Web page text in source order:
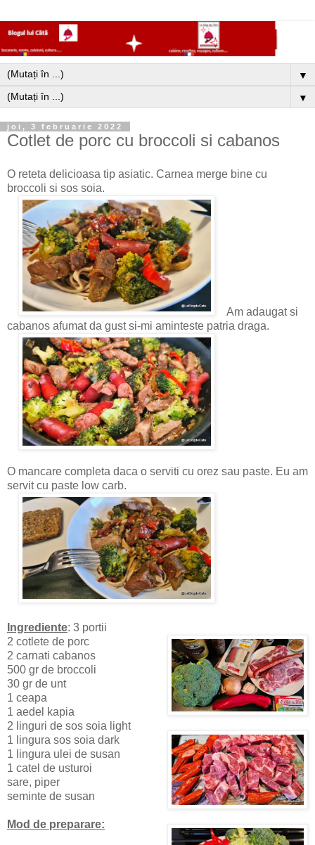
▼
▼
joi, 3 februarie 2022
Cotlet de porc cu broccoli si cabanos
O reteta delicioasa tip asiatic. Carnea merge bine cu
broccoli si sos soia.
Am adaugat si
cabanos afumat da gust si-mi aminteste patria draga.
O mancare completa daca o serviti cu orez sau paste. Eu am
servit cu paste low carb.
Ingrediente: 3 portii
2 cotlete de porc
2 carnati cabanos
500 gr de broccoli
30 gr de unt
1 ceapa
1 aedel kapia
2 linguri de sos soia light
1 lingura sos soia dark
1 lingura ulei de susan
1 catel de usturoi
sare, piper
seminte de susan
Mod de preparare: